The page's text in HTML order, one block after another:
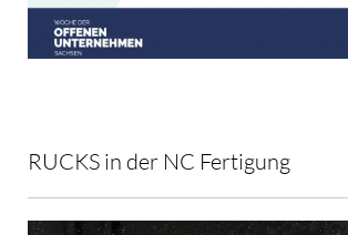
RUCKS in der NC Fertigung